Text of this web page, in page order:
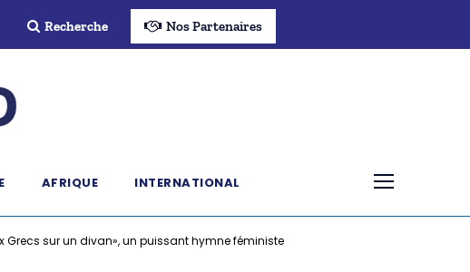
Recherche Nos Partenaires
AFRIQUE INTERNATIONAL
Grecs sur un divan», un puissant hymne féministe